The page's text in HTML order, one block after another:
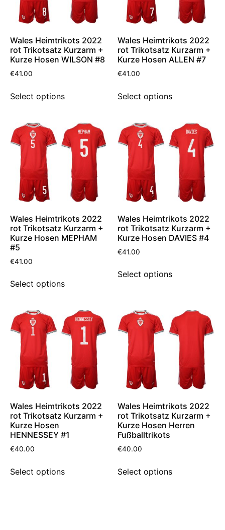
Wales Heimtrikots 2022
rot Trikotsatz Kurzarm +
Kurze Hosen WILSON #8
€41.00
Select options
Wales Heimtrikots 2022
rot Trikotsatz Kurzarm +
Kurze Hosen ALLEN #7
€41.00
Select options
Wales Heimtrikots 2022
rot Trikotsatz Kurzarm +
Kurze Hosen MEPHAM
#5
€41.00
Select options
Wales Heimtrikots 2022
rot Trikotsatz Kurzarm +
Kurze Hosen DAVIES #4
€41.00
Select options
Wales Heimtrikots 2022
rot Trikotsatz Kurzarm +
Kurze Hosen
HENNESSEY #1
€40.00
Select options
Wales Heimtrikots 2022
rot Trikotsatz Kurzarm +
Kurze Hosen Herren
Fußballtrikots
€40.00
Select options